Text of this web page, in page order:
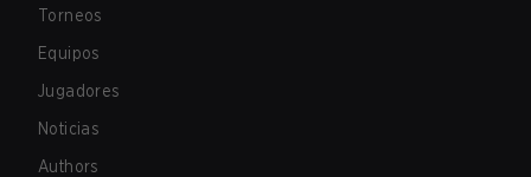
Torneos
Equipos
Jugadores
Noticias
Authors